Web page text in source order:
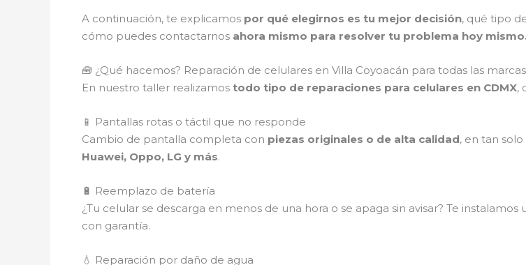
A continuación, te explicamos por qué elegirnos es tu mejor decisión, qué tipo
cómo puedes contactarnos ahora mismo para resolver tu problema hoy
🧰 ¿Qué hacemos? Reparación de celulares en Villa Coyoacán para todas las
En nuestro taller realizamos todo tipo de reparaciones para celulares en CDMX,
📱 Pantallas rotas o táctil que no responde
Cambio de pantalla completa con piezas originales o de alta calidad, en tan solo
Huawei, Oppo, LG y más.
🔋 Reemplazo de batería
¿Tu celular se descarga en menos de una hora o se apaga sin avisar? Te instalamos
con garantía.
💧 Reparación por daño de agua